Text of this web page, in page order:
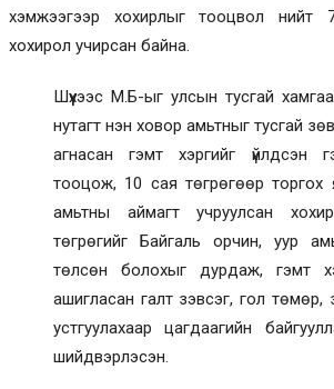
хэмжээгээр хохирлыг тооцвол нийт
хохирол учирсан байна.
Шүүхээс М.Б-ыг улсын тусгай
нутагт нэн ховор амьтныг тусгай
агнасан гэмт хэргийг үйлдсэн
тооцож, 10 сая төгрөгөөр торгох
амьтны аймагт учруулсан
төгрөгийг Байгаль орчин, уур
төлсөн болохыг дурдаж, гэмт
ашигласан галт зэвсэг, гол төмөр,
устгуулахаар цагдаагийн
шийдвэрлэсэн.